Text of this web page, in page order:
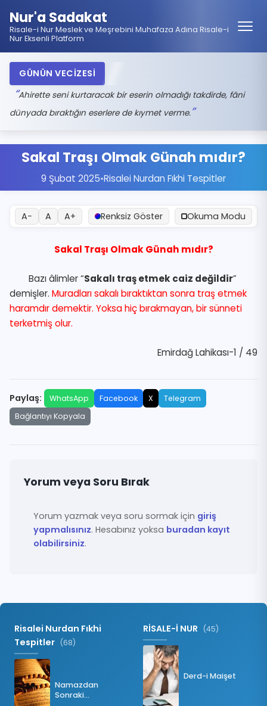
Nur'a Sadakat
Risale-i Nur Meslek ve Meşrebini Muhafaza Adına Risale-i
Nur Eksenli Platform
GÜNÜN VECİZESİ
Ahirette seni kurtaracak bir eserin olmadığı takdirde, fâni
dünyada bıraktığın eserlere de kıymet verme.
Sakal Traşı Olmak Günah mıdır?
9 Şubat 2025•Risalei Nurdan Fıkhi Tespitler
A− A A+ Renksiz Göster Okuma Modu
Sakal Traşı Olmak Günah mıdır?
Bazı âlimler “Sakalı traş etmek caiz değildir”
demişler. Muradları sakalı bıraktıktan sonra traş etmek
haramdır demektir. Yoksa hiç bırakmayan, bir sünneti
terketmiş olur.
Emirdağ Lahikası-1 / 49
Paylaş: WhatsApp Facebook X
Telegram
Bağlantıyı Kopyala
Yorum veya Soru Bırak
Yorum yazmak veya soru sormak için giriş
yapmalısınız. Hesabınız yoksa buradan kayıt
olabilirsiniz.
Risalei Nurdan Fıkhi
Tespitler (68)
Namazdan
Sonraki
RİSALE-İ NUR (45)
Derd-i Maişet